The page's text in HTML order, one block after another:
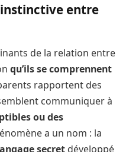
entre
de la relation entre
qu’ils se comprennent
rapportent des
communiquer à
ou des
a un nom : la
secret développé